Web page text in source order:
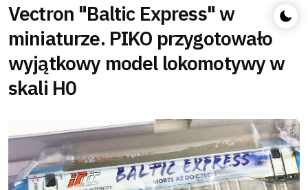
Vectron "Baltic Express" w
miniaturze. PIKO przygotowało
wyjątkowy model lokomotywy w
skali H0